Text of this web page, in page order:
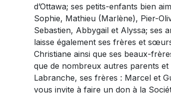
d’Ottawa; ses petits-enfants bien
Sophie, Mathieu (Marlène), Pier-
Sebastien, Abbygail et Alyssa; ses
laisse également ses frères et
Christiane ainsi que ses beaux-
que de nombreux autres parents
Labranche, ses frères : Marcel et
vous invite à faire un don à la